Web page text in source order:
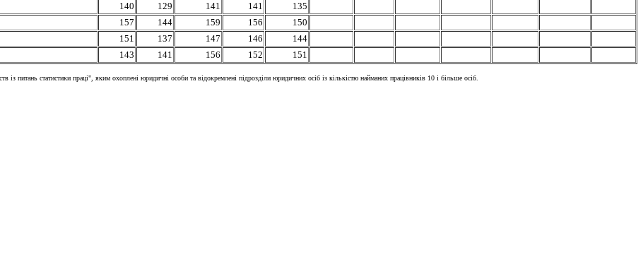
140 129 141 141
135
157 144 159 156
150
151 137 147 146
144
143 141 156 152 151
із питань статистики праці", яким охоплені юридичні особи та відокремлені підрозділи юридичних осіб із кількістю найманих працівників 10 і більше осіб.